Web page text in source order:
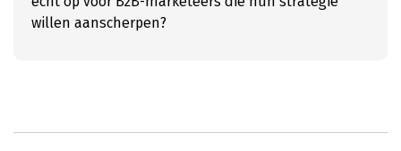
willen aanscherpen?